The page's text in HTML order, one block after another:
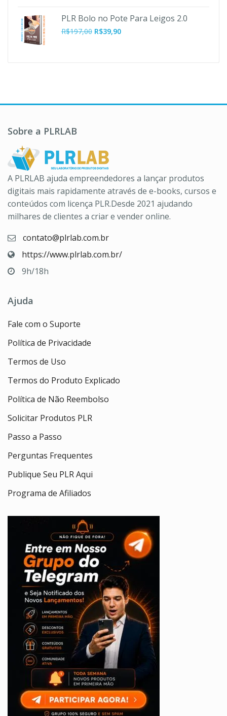
original
era:
R$37,00.
atual
PLR Bolo no Pote Para Leigos 2.0
R$197,00 O
R$39,90O
Sobre a PLRLAB
A PLRLAB ajuda empreendedores a lançar produtos
digitais mais rapidamente através de e-books, cursos e
conteúdos com licença PLR.Desde 2021 ajudando
milhares de clientes a criar e vender online.
contato@plrlab.com.br
https://www.plrlab.com.br/
9h/18h
Ajuda
Fale com o Suporte
Política de Privacidade
Termos de Uso
Termos do Produto Explicado
Política de Não Reembolso
Solicitar Produtos PLR
Passo a Passo
Perguntas Frequentes
Publique Seu PLR Aqui
Programa de Afiliados